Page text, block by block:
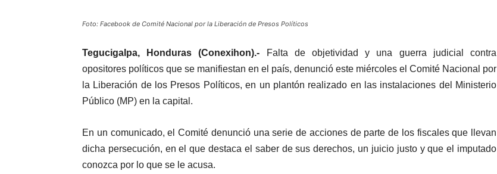
Foto: Facebook de Comité Nacional por la Liberación de Presos Políticos
Tegucigalpa, Honduras (Conexihon).- Falta de objetividad y una guerra judicial contra
opositores políticos que se manifiestan en el país, denunció este miércoles el Comité Nacional por
la Liberación de los Presos Políticos, en un plantón realizado en las instalaciones del Ministerio
Público (MP) en la capital.
En un comunicado, el Comité denunció una serie de acciones de parte de los fiscales que llevan
dicha persecución, en el que destaca el saber de sus derechos, un juicio justo y que el imputado
conozca por lo que se le acusa.